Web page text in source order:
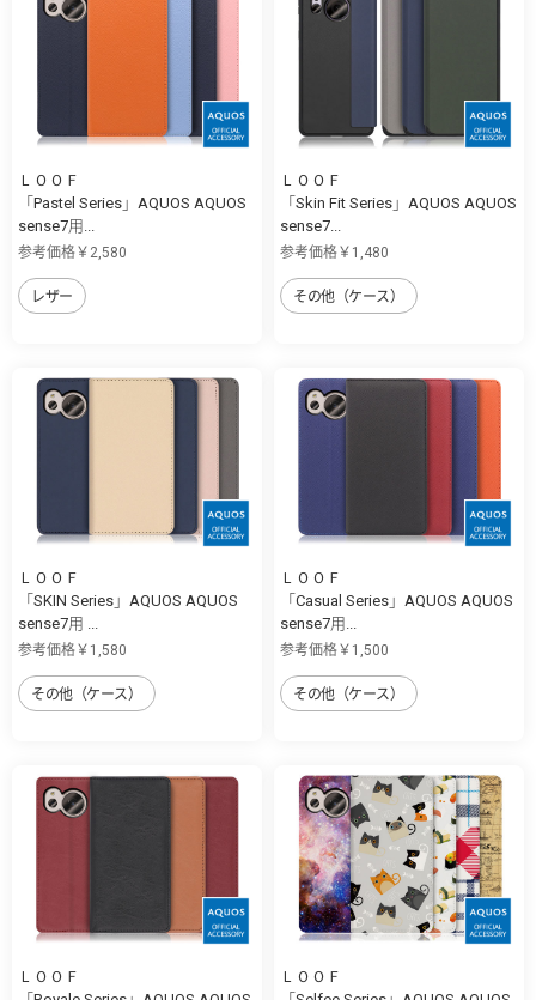
ＬＯＯＦ
「Pastel Series」AQUOS AQUOS
sense7用...
参考価格￥2,580
レザー
ＬＯＯＦ
「Skin Fit Series」AQUOS AQUOS
sense7...
参考価格￥1,480
その他（ケース）
ＬＯＯＦ
「SKIN Series」AQUOS AQUOS
sense7用 ...
参考価格￥1,580
その他（ケース）
ＬＯＯＦ
「Casual Series」AQUOS AQUOS
sense7用...
参考価格￥1,500
その他（ケース）
ＬＯＯＦ
ＬＯＯＦ